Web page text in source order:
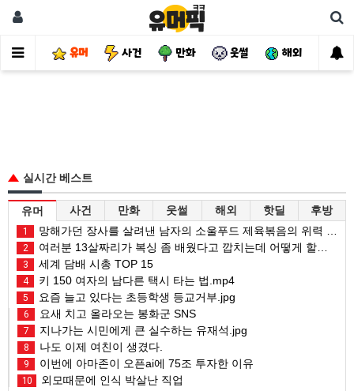
유머 사건 만화 웃썰 해외 핫
실시간 베스트
유머 사건 만화 웃썰 해외 핫딜 후방
1 망해가던 장사를 살려낸 남자의 소울푸드 제육볶음의 위력 ㅋㅋ
2 여러분 13살짜리가 복싱 좀 배웠다고 깝치는데 어떻게 할까요?
3 세계 담배 시총 TOP 15
4 키 150 여자의 남다른 택시 타는 법.mp4
5 요즘 늘고 있다는 초등학생 등교거부.jpg
6 요새 치고 올라오는 봉화군 SNS
7 지나가는 시민에게 큰 실수하는 유재석.jpg
8 나도 이제 여친이 생겼다.
9 이번에 아마존이 오픈ai에 75조 투자한 이유
10 외모때문에 인식 박살난 직업